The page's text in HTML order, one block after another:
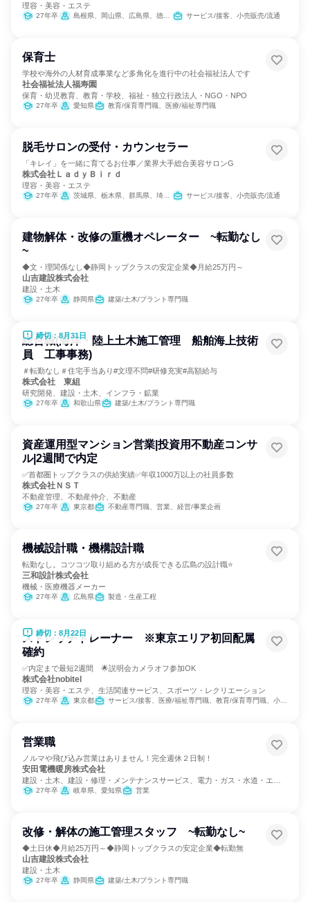
理容・美容・エステ
27年卒 島根県、岡山県、広島県、徳島県、香川県 サービス/接客、小売販売/流通
保育士
学校や海外の人材育成事業など多角化を進行中の社会福祉法人です
社会福祉法人福寿園
保育・幼児教育、教育・学校、福祉・独立行政法人・NGO・NPO
27年卒 愛知県 教育/保育専門職、医療/福祉専門職
脱毛サロンの受付・カウンセラー
「キレイ」を一緒に育てるお仕事／業界大手総合美容サロンG
株式会社ＬａｄｙＢｉｒｄ
理容・美容・エステ
27年卒 茨城県、栃木県、群馬県、埼玉県 サービス/接客、小売販売/流通
建物解体・改修の重機オペレーター ~転勤なし
~
◆文・理関係なし◆静岡トップクラスの安定企業◆月給25万円～
山吉建設株式会社
建設・土木
27年卒 静岡県 建築/土木/プラント専門職
締切：8月31日
総合職(海洋・陸上土木施工管理 船舶海上技術
員 工事事務)
＃転勤なし＃住宅手当あり#文理不問#研修充実#高額給与
株式会社 東組
研究開発、建設・土木、インフラ・鉱業
27年卒 和歌山県 建築/土木/プラント専門職
資産運用型マンション営業|投資用不動産コンサ
ル|2週間で内定
✅首都圏トップクラスの供給実績✅年収1000万以上の社員多数
株式会社ＮＳＴ
不動産管理、不動産仲介、不動産
27年卒 東京都 不動産専門職、営業、経営/事業企画
機械設計職・機構設計職
転勤なし。コツコツ取り組める方が成長できる広島の設計職⭐
三和設計株式会社
機械・医療機器メーカー
27年卒 広島県 製造・生産工程
締切：8月22日
ストレッチトレーナー ※東京エリア初回配属
確約
✅内定まで最短2週間 🌟説明会カメラオフ参加OK
株式会社nobitel
理容・美容・エステ、生活関連サービス、スポーツ・レクリエーション
27年卒 東京都 サービス/接客、医療/福祉専門職、教育/保育専門職、小売販売/流通
営業職
ノルマや飛び込み営業はありません！完全週休２日制！
安田電機暖房株式会社
建設・土木、建設・修理・メンテナンスサービス、電力・ガス・水道・エネ
ルギー27年卒 岐阜県、愛知県 営業
改修・解体の施工管理スタッフ ~転勤なし~
◆土日休◆月給25万円～◆静岡トップクラスの安定企業◆転勤無
山吉建設株式会社
建設・土木
27年卒 静岡県 建築/土木/プラント専門職